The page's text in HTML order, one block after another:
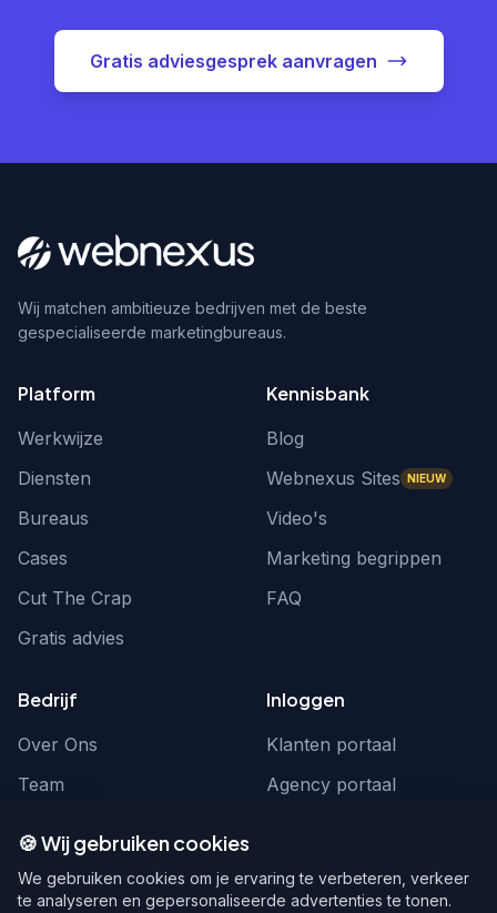
Gratis adviesgesprek aanvragen
Wij matchen ambitieuze bedrijven met de beste
gespecialiseerde marketingbureaus.
Platform
Werkwijze
Diensten
Bureaus
Cases
Cut The Crap
Gratis advies
Kennisbank
Blog
Webnexus Sites NIEUW
Video's
Marketing begrippen
FAQ
Bedrijf
Over Ons
Team
Inloggen
Klanten portaal
Agency portaal
hello@webnexus.nl
085 004 1875
🍪 Wij gebruiken cookies
We gebruiken cookies om je ervaring te verbeteren, verkeer
te analyseren en gepersonaliseerde advertenties te tonen.